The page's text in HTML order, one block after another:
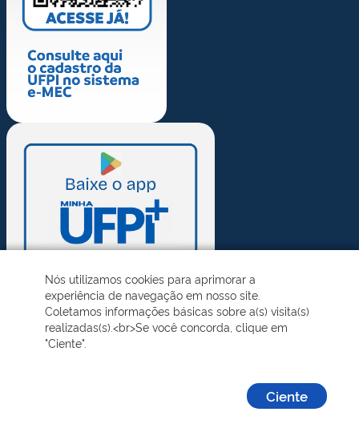
Nós utilizamos cookies para aprimorar a
experiência de navegação em nosso site.
Coletamos informações básicas sobre a(s) visita(s)
realizadas(s).<br>Se você concorda, clique em
"Ciente".
Ciente